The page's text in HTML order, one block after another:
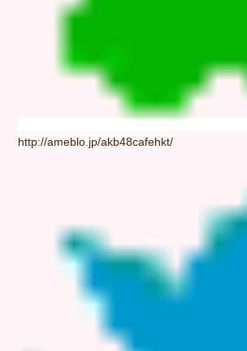
http://ameblo.jp/akb48cafehkt/